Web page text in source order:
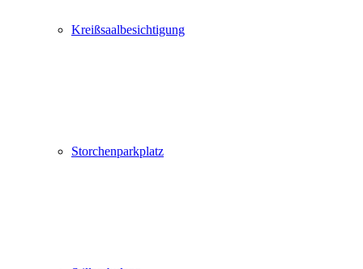
Kreißsaalbesichtigung
Storchenparkplatz